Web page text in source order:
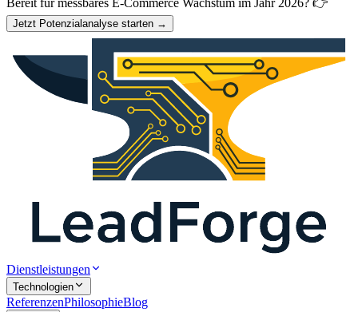
Bereit für messbares E-Commerce Wachstum im Jahr 2026? 👉
Jetzt Potenzialanalyse starten →
Dienstleistungen
Technologien
ReferenzenPhilosophieBlog